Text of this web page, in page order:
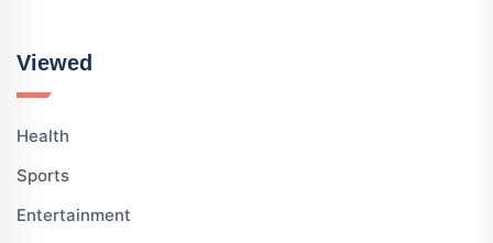
Viewed
Health
Sports
Entertainment